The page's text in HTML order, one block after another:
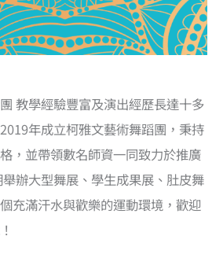
教學經驗豐富及演出經歷長達十多
年成立柯雅文藝術舞蹈團，秉持
，並帶領數名師資一同致力於推廣
辦大型舞展、學生成果展、肚皮舞
充滿汗水與歡樂的運動環境，歡迎